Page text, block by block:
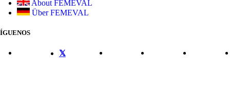
About FEMEVAL
Über FEMEVAL